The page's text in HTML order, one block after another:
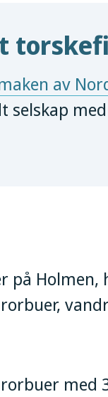
av
selskap
på
med